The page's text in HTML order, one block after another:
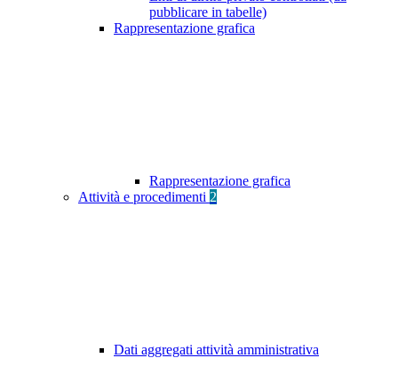
pubblicare in tabelle)
Rappresentazione grafica
Rappresentazione grafica
Attività e procedimenti 2
Dati aggregati attività amministrativa